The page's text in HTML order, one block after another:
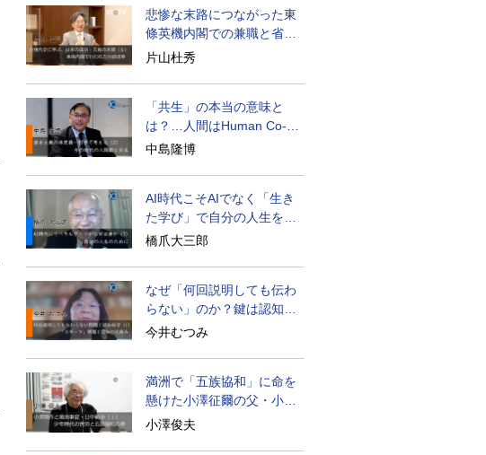
悲惨な末路につながった東
條英機内閣での兼職と省庁
再編
片山杜秀
「共生」の本当の意味と
は？…人間はHuman Co-
becoming
中島隆博
AI時代こそAIでなく「生き
た学び」で自分の人生を膨
らませる
橋爪大三郎
なぜ「何回説明しても伝わ
らない」のか？鍵は認知の
仕組み
今井むつみ
満洲で「五族協和」に命を
懸けた小澤征爾の父・小澤
開作
小澤俊夫